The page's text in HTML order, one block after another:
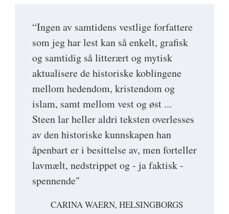
“Ingen av samtidens vestlige forfattere
som jeg har lest kan så enkelt, grafisk
og samtidig så litterært og mytisk
aktualisere de historiske koblingene
mellom hedendom, kristendom og
islam, samt mellom vest og øst ...
Steen lar heller aldri teksten overlesses
av den historiske kunnskapen han
åpenbart er i besittelse av, men forteller
lavmælt, nedstrippet og - ja faktisk -
spennende"
CARINA WAERN, HELSINGBORGS